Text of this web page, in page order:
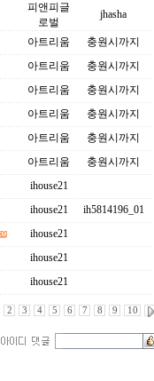
피앤피글
로벌
jhasha
아트리움 충원시까지
아트리움 충원시까지
아트리움 충원시까지
아트리움 충원시까지
아트리움 충원시까지
아트리움 충원시까지
ihouse21
ihouse21 ih5814196_01
ihouse21
ihouse21
ihouse21
2 3 4 5 6 7 8 9 10